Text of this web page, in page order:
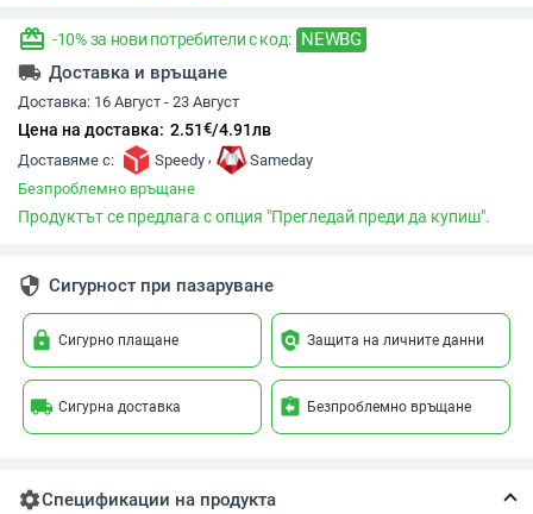
redeem -10% за нови потребители с код: NEWBG
local_shipping Доставка и връщане
Доставка: 16 Август - 23 Август
Цена на доставка: 2.51€/4.91лв
Доставяме с: Speedy ,
Sameday
Безпроблемно връщане
Продуктът се предлага с опция "Прегледай преди да купиш".
security Сигурност при пазаруване
lock Сигурно плащане policy Защита на личните данни
local_shipping Сигурна доставка assignment_return Безпроблемно връщане
settingsСпецификации на продукта